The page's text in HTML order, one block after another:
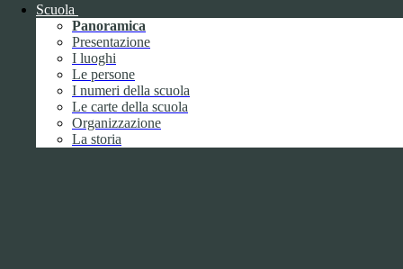
Scuola
Panoramica
Presentazione
I luoghi
Le persone
I numeri della scuola
Le carte della scuola
Organizzazione
La storia
2020
Gennaio
Febbraio